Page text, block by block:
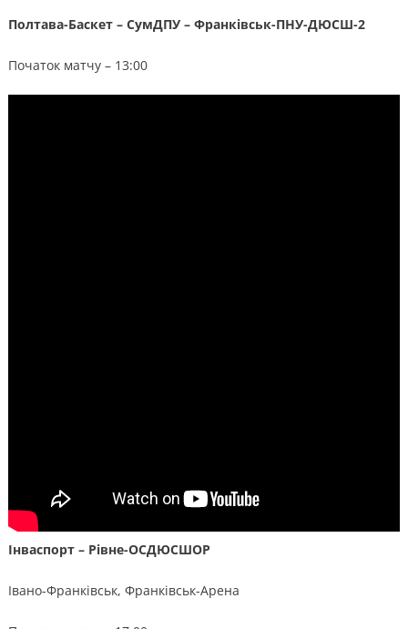
Полтава-Баскет – СумДПУ – Франківськ-ПНУ-ДЮСШ-2
Початок матчу – 13:00
Інваспорт – Рівне-ОСДЮСШОР
Івано-Франківськ, Франківськ-Арена